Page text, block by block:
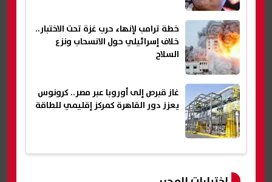
خطة ترامب لإنهاء حرب غزة تحت الاختبار..
خلاف إسرائيلي حول الانسحاب ونزع
السلاح
غاز قبرص إلى أوروبا عبر مصر.. كرونوس
يعزز دور القاهرة كمركز إقليمي للطاقة